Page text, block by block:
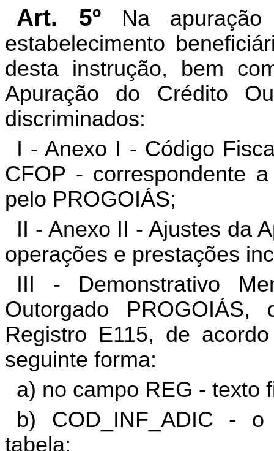
Art. 5ºNa
estabelecimento
desta instrução, bem
Apuração do Crédito
discriminados:
I - Anexo I - Código
CFOP - correspondente
pelo PROGOIÁS;
II - Anexo II - Ajustes da
operações e prestações
III - Demonstrativo
Outorgado
Registro E115, de
seguinte forma:
a) no campo REG - texto
b) COD_INF_ADIC -
tabela: